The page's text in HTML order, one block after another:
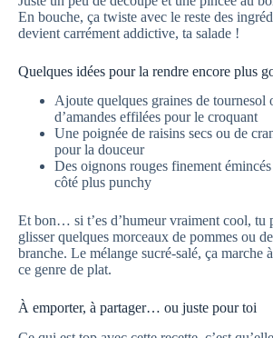
En bouche, ça twiste avec le reste des
devient carrément addictive, ta salade !
Quelques idées pour la rendre encore plus
Ajoute quelques graines de tournesol
d’amandes effilées pour le croquant
Une poignée de raisins secs ou de
pour la douceur
Des oignons rouges finement
côté plus punchy
Et bon… si t’es d’humeur vraiment cool, tu
glisser quelques morceaux de pommes ou
branche. Le mélange sucré-salé, ça marche
ce genre de plat.
À emporter, à partager… ou juste pour toi